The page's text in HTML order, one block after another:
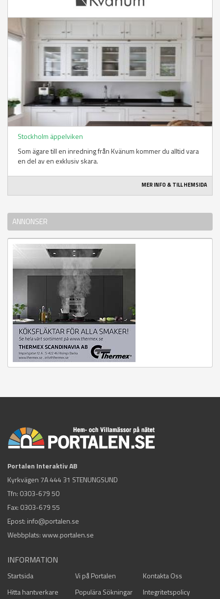
Stockholm äppelviken
Som ägare till en inredning från Kvänum kommer du alltid vara
en del av en exklusiv skara.
MER INFO & TILL HEMSIDA
ANNONSER
Portalen Interaktiv AB
Kyrkvägen 7A 444 31 STENUNGSUND
Tfn: 0303-679 50
Fax: 0303-679 55
Epost: info@portalen.se
Webbplats: www.portalen.se
INFORMATION
Startsida Vi på Portalen
Kontakta Oss
Hitta hantverkare
Populära Sökningar Integritetspolicy